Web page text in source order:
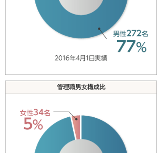
管理職男女構成比